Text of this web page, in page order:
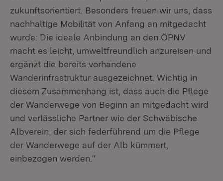
zukunftsorientiert. Besonders freuen wir uns, dass
nachhaltige Mobilität von Anfang an mitgedacht
wurde: Die ideale Anbindung an den ÖPNV
macht es leicht, umweltfreundlich anzureisen und
ergänzt die bereits vorhandene
Wanderinfrastruktur ausgezeichnet. Wichtig in
diesem Zusammenhang ist, dass auch die Pflege
der Wanderwege von Beginn an mitgedacht wird
und verlässliche Partner wie der Schwäbische
Albverein, der sich federführend um die Pflege
der Wanderwege auf der Alb kümmert,
einbezogen werden.“